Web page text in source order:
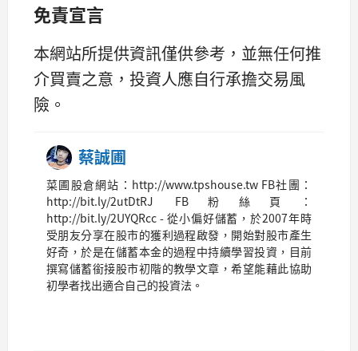
免責宣言
本網站所提供資訊僅供參考，並無任何推
介買賣之意，投資人應自行承擔交易風
險。
蔡誠圃
菜圃股倉網站：http://www.tpshouse.tw FB社團：
http://bit.ly/2utDtRJ FB粉絲頁：
http://bit.ly/2UYQRcc - 從小偏好儲蓄，於2007年時
受朋友分享在股市的獲利過程啟發，開始對股市產生
好奇，於是在儲蓄本金的過程中持續學習投資，目前
撰寫儲蓄銜接股市初階的教學文章，希望能藉此協助
初學者找出適合自己的投資法。